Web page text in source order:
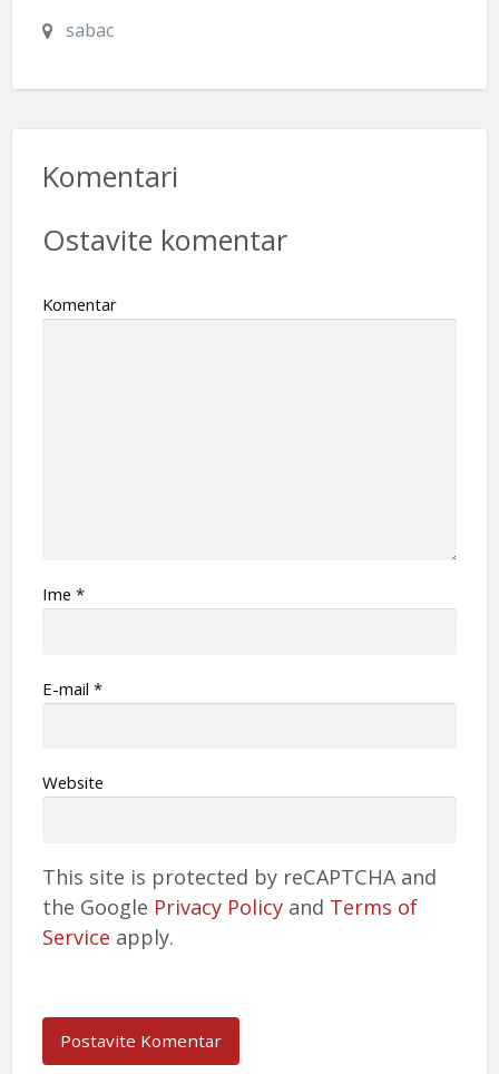
sabac
Komentari
Ostavite komentar
Komentar
Ime *
Е-mail *
Website
This site is protected by reCAPTCHA and
the Google Privacy Policyand Terms of
Service apply.